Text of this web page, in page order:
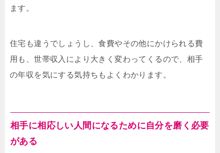
ます。
住宅も違うでしょうし、食費やその他にかけられる費
用も、世帯収入により大きく変わってくるので、相手
の年収を気にする気持ちもよくわかります。
相手に相応しい人間になるために自分を磨く必要
がある